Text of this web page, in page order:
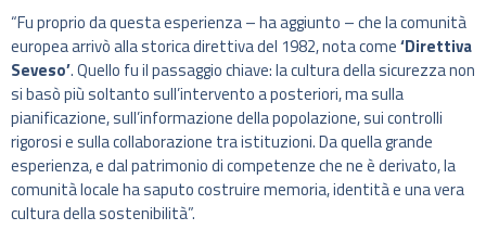
“Fu proprio da questa esperienza – ha aggiunto – che la comunità
europea arrivò alla storica direttiva del 1982, nota come‘Direttiva
Seveso’. Quello fu il passaggio chiave: la cultura della sicurezza non
si basò più soltanto sull’intervento a posteriori, ma sulla
pianificazione, sull’informazione della popolazione, sui controlli
rigorosi e sulla collaborazione tra istituzioni. Da quella grande
esperienza, e dal patrimonio di competenze che ne è derivato, la
comunità locale ha saputo costruire memoria, identità e una vera
cultura della sostenibilità”.